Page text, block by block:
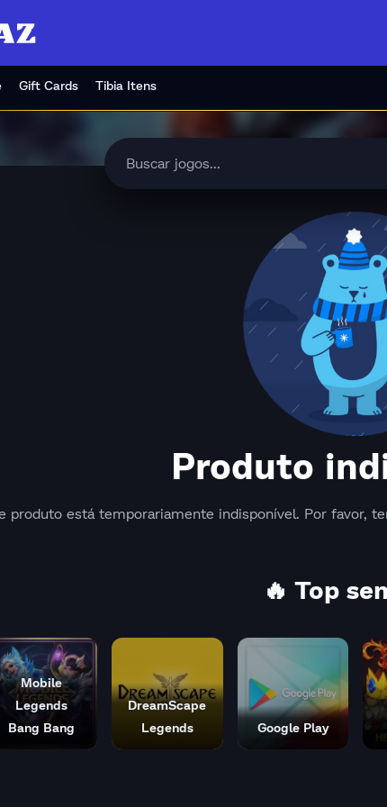
Gift Cards Tibia Itens
Produto
produto está temporariamente indisponível. Por favor,
🔥 Top
Mobile
Legends
Bang Bang
DreamScape
Legends
Google Play